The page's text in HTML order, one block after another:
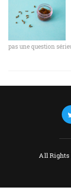
pas une question
All Rights